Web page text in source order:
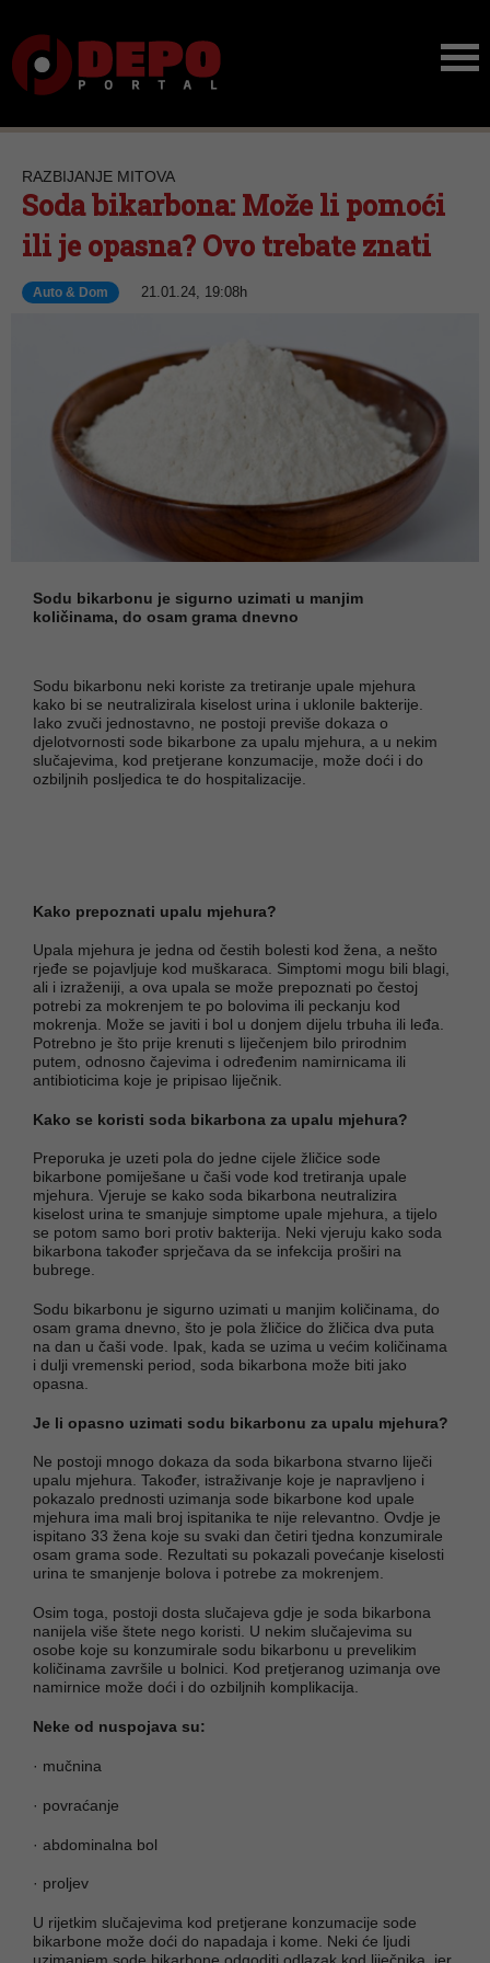
RAZBIJANJE MITOVA
Soda bikarbona: Može li pomoći
ili je opasna? Ovo trebate znati
Auto & Dom 21.01.24, 19:08h
Sodu bikarbonu je sigurno uzimati u manjim
količinama, do osam grama dnevno
Sodu bikarbonu neki koriste za tretiranje upale mjehura
kako bi se neutralizirala kiselost urina i uklonile bakterije.
Iako zvuči jednostavno, ne postoji previše dokaza o
djelotvornosti sode bikarbone za upalu mjehura, a u nekim
slučajevima, kod pretjerane konzumacije, može doći i do
ozbiljnih posljedica te do hospitalizacije.
Kako prepoznati upalu mjehura?
Upala mjehura je jedna od čestih bolesti kod žena, a nešto
rjeđe se pojavljuje kod muškaraca. Simptomi mogu bili blagi,
ali i izraženiji, a ova upala se može prepoznati po čestoj
potrebi za mokrenjem te po bolovima ili peckanju kod
mokrenja. Može se javiti i bol u donjem dijelu trbuha ili leđa.
Potrebno je što prije krenuti s liječenjem bilo prirodnim
putem, odnosno čajevima i određenim namirnicama ili
antibioticima koje je pripisao liječnik.
Kako se koristi soda bikarbona za upalu mjehura?
Preporuka je uzeti pola do jedne cijele žličice sode
bikarbone pomiješane u čaši vode kod tretiranja upale
mjehura. Vjeruje se kako soda bikarbona neutralizira
kiselost urina te smanjuje simptome upale mjehura, a tijelo
se potom samo bori protiv bakterija. Neki vjeruju kako soda
bikarbona također sprječava da se infekcija proširi na
bubrege.
Sodu bikarbonu je sigurno uzimati u manjim količinama, do
osam grama dnevno, što je pola žličice do žličica dva puta
na dan u čaši vode. Ipak, kada se uzima u većim količinama
i dulji vremenski period, soda bikarbona može biti jako
opasna.
Je li opasno uzimati sodu bikarbonu za upalu mjehura?
Ne postoji mnogo dokaza da soda bikarbona stvarno liječi
upalu mjehura. Također, istraživanje koje je napravljeno i
pokazalo prednosti uzimanja sode bikarbone kod upale
mjehura ima mali broj ispitanika te nije relevantno. Ovdje je
ispitano 33 žena koje su svaki dan četiri tjedna konzumirale
osam grama sode. Rezultati su pokazali povećanje kiselosti
urina te smanjenje bolova i potrebe za mokrenjem.
Osim toga, postoji dosta slučajeva gdje je soda bikarbona
nanijela više štete nego koristi. U nekim slučajevima su
osobe koje su konzumirale sodu bikarbonu u prevelikim
količinama završile u bolnici. Kod pretjeranog uzimanja ove
namirnice može doći i do ozbiljnih komplikacija.
Neke od nuspojava su:
· mučnina
· povraćanje
· abdominalna bol
· proljev
U rijetkim slučajevima kod pretjerane konzumacije sode
bikarbone može doći do napadaja i kome. Neki će ljudi